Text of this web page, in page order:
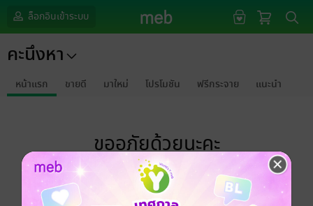
ล็อกอินเข้าระบบ
คะนึงหา
หน้าแรก ขายดี มาใหม่ โปรโมชัน ฟรีกระจาย แนะนำ
ขออภัยด้วยนะคะ
ไม่พบข้อมูลในหัวข้อที่คุณกำลังชมค่ะ